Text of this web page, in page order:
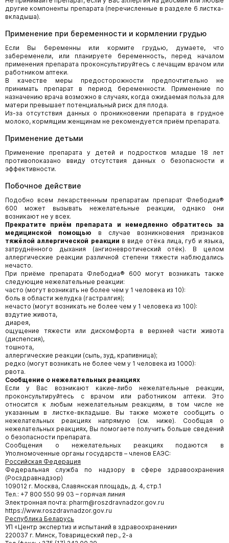
другие компоненты препарата (перечисленные в разделе 6 листка-
вкладыша).
Применение при беременности и кормлении грудью
Если Вы беременны или кормите грудью, думаете, что
забеременели, или планируете беременность, перед началом
применения препарата проконсультируйтесь с лечащим врачом или
работником аптеки.
В качестве меры предосторожности предпочтительно не
принимать препарат в период беременности. Применение по
назначению врача возможно в случаях, когда ожидаемая польза для
матери превышает потенциальный риск для плода.
Из-за отсутствия данных о проникновении препарата в грудное
молоко, кормящим женщинам не рекомендуется приём препарата.
Применение детьми
Применение препарата у детей и подростков младше 18 лет
противопоказано ввиду отсутствия данных о безопасности и
эффективности.
Побочное действие
Подобно всем лекарственным препаратам препарат Флебодиа®
600 может вызывать нежелательные реакции, однако они
возникают не у всех.
Прекратите приём препарата и немедленно обратитесь за
медицинской помощью в случае возникновения признаков
тяжёлой аллергической реакции в виде отёка лица, губ и языка,
затруднённого дыхания (ангионевротический отёк). В целом
аллергические реакции различной степени тяжести наблюдались
нечасто.
При приёме препарата Флебодиа® 600 могут возникать также
следующие нежелательные реакции:
часто (могут возникать не более чем у 1 человека из 10):
боль в области желудка (гастралгия);
нечасто (могут возникать не более чем у 1 человека из 100):
вздутие живота,
диарея,
ощущение тяжести или дискомфорта в верхней части живота
(диспепсия),
тошнота,
аллергические реакции (сыпь, зуд, крапивница);
редко (могут возникать не более чем у 1 человека из 1000):
рвота.
Сообщение о нежелательных реакциях
Если у Вас возникают какие-либо нежелательные реакции,
проконсультируйтесь с врачом или работником аптеки. Это
относится к любым нежелательным реакциям, в том числе не
указанным в листке-вкладыше. Вы также можете сообщить о
нежелательных реакциях напрямую (см. ниже). Сообщая о
нежелательных реакциях, Вы помогаете получить больше сведений
о безопасности препарата.
Сообщения о нежелательных реакциях подаются в
Уполномоченные органы государств – членов ЕАЭС:
Российская Федерация
Федеральная служба по надзору в сфере здравоохранения
(Росздравнадзор)
109012 г. Москва, Славянская площадь, д. 4, стр.1
Тел.: +7 800 550 99 03 – горячая линия
Электронная почта: pharm@roszdravnadzor.gov.ru
https://www.roszdravnadzor.gov.ru
Республика Беларусь
УП «Центр экспертиз и испытаний в здравоохранении»
220037 г. Минск, Товарищеский пер., 2-а